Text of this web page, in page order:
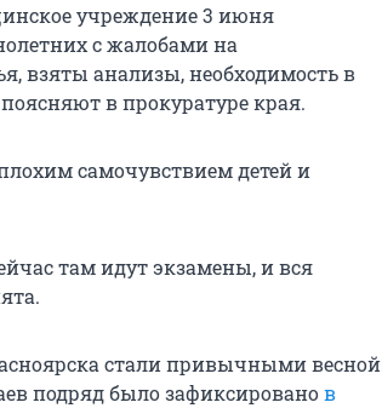
учреждение 3 июня
с жалобами на
взяты анализы, необходимость в
в прокуратуре края.
самочувствием детей и
там идут экзамены, и вся
стали привычными весной
подряд было зафиксированов